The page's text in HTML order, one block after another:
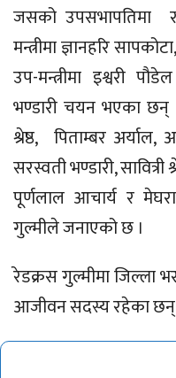
जसको उपसभापतिमा
मन्त्रीमा ज्ञानहरि
उप-मन्त्रीमा इश्वरी
भण्डारी चयन भएका
श्रेष्ठ, पिताम्बर
सरस्वती भण्डारी, सावित्री
पूर्णलाल आचार्य र
गुल्मीले जनाएको छ ।
रेडक्रस गुल्मीमा जिल्ला
आजीवन सदस्य रहेका छन्